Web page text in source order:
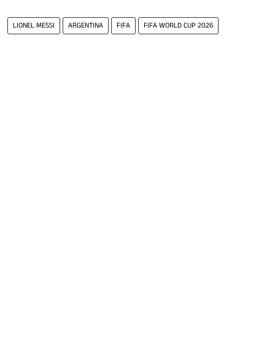
LIONEL MESSI ARGENTINA FIFA FIFA WORLD CUP 2026